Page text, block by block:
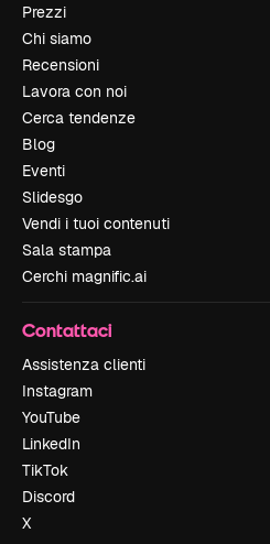
Prezzi
Chi siamo
Recensioni
Lavora con noi
Cerca tendenze
Blog
Eventi
Slidesgo
Vendi i tuoi contenuti
Sala stampa
Cerchi magnific.ai
Contattaci
Assistenza clienti
Instagram
YouTube
LinkedIn
TikTok
Discord
X